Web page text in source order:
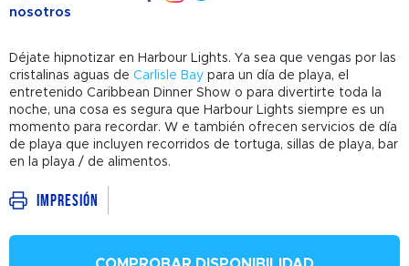
nosotros
Déjate hipnotizar en Harbour Lights. Ya sea que vengas por las
cristalinas aguas de Carlisle Bay para un día de playa, el
entretenido Caribbean Dinner Show o para divertirte toda la
noche, una cosa es segura que Harbour Lights siempre es un
momento para recordar. W e también ofrecen servicios de día
de playa que incluyen recorridos de tortuga, sillas de playa, bar
en la playa / de alimentos.
Impresión